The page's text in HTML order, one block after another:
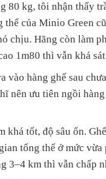
80 kg, tôi nhận thấy
thể của Minio Green
chịu. Hãng còn làm
1m80 thì vẫn khá
vào hàng ghế sau
nên ưu tiên ngồi
khá tốt, độ sâu ổn.
tổng thể ở mức
3–4 km thì vẫn chấp